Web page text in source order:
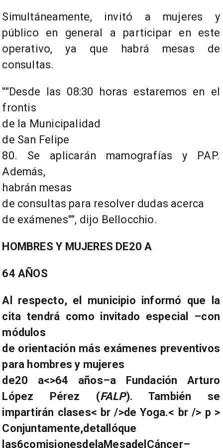
Simultáneamente, invitó a mujeres y
público en general a participar en este
operativo, ya que habrá mesas de
consultas.
"Desde las 08:30 horas estaremos en el
frontis
de la Municipalidad
de San Felipe
80. Se aplicarán mamografías y PAP.
Además,
habrán mesas
de consultas para resolver dudas acerca
de exámenes" , dijo Bellocchio.
HOMBRES Y MUJERES DE20 A
64 AÑOS
Al respecto, el municipio informó que la
cita tendrá como invitado especial –con
módulos
de orientación más exámenes preventivos
para hombres y mujeres
de20 a<>64 años–a Fundación Arturo
López Pérez (FALP). También se
impartirán clases< br />de Yoga.< br /> p >
Conjuntamente,detallóque
las6comisionesdelaMesadelCáncer–